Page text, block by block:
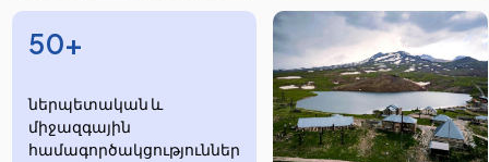
50+
ներպետական և
միջազգային
համագործակցություններ